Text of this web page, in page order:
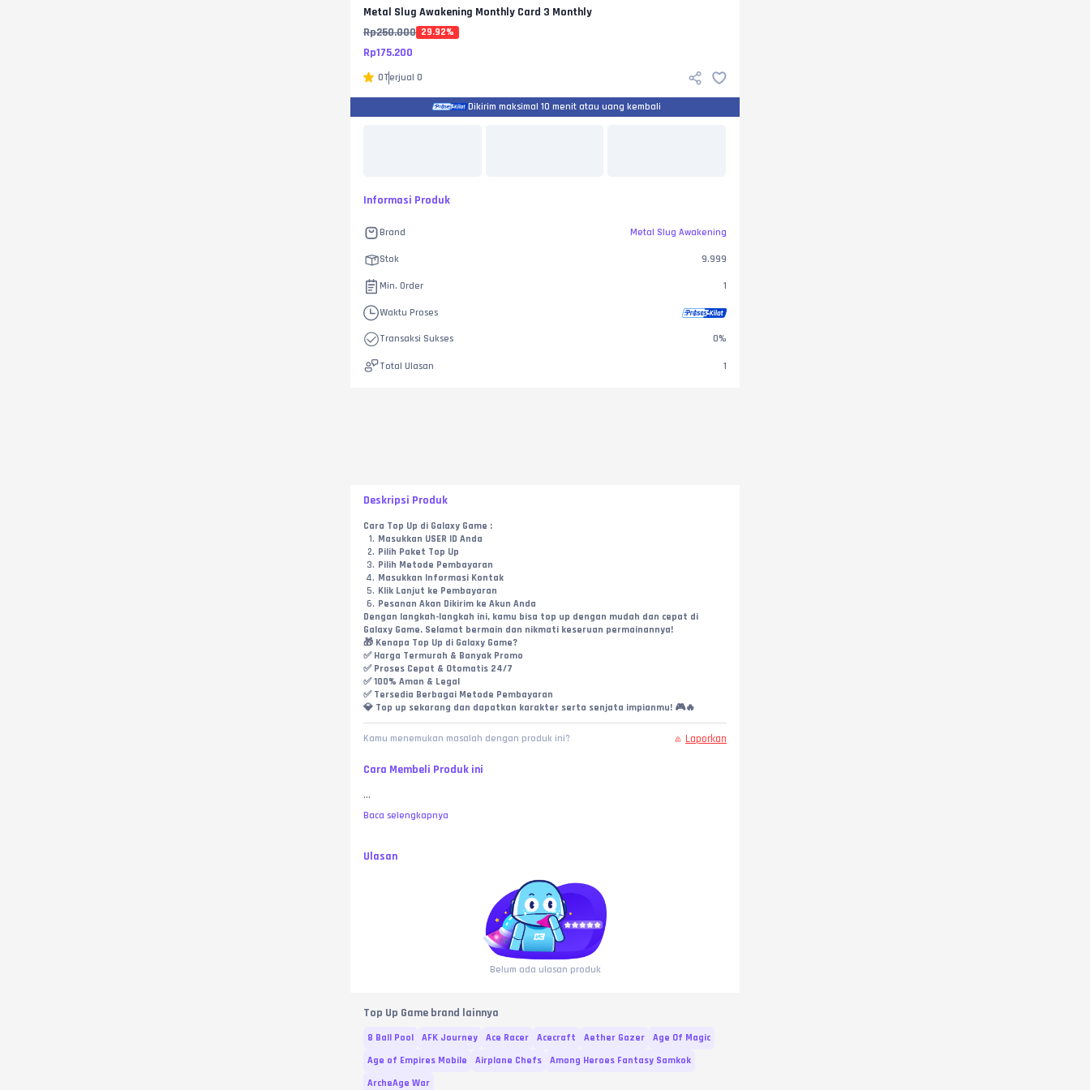
Metal Slug Awakening Monthly Card 3 Monthly
Rp250.000 29.92%
Rp175.200
0Terjual 0
Dikirim maksimal 10 menit atau uang kembali
Informasi Produk
Brand Metal Slug Awakening
Stok 9.999
Min. Order 1
Waktu Proses
Transaksi Sukses 0%
Total Ulasan 1
Deskripsi Produk
Cara Top Up di Galaxy Game :
Masukkan USER ID Anda
Pilih Paket Top Up
Pilih Metode Pembayaran
Masukkan Informasi Kontak
Klik Lanjut ke Pembayaran
Pesanan Akan Dikirim ke Akun Anda
Dengan langkah-langkah ini, kamu bisa top up dengan mudah dan cepat di
Galaxy Game. Selamat bermain dan nikmati keseruan permainannya!
🎁 Kenapa Top Up di Galaxy Game?
✅ Harga Termurah & Banyak Promo
✅ Proses Cepat & Otomatis 24/7
✅ 100% Aman & Legal
✅ Tersedia Berbagai Metode Pembayaran
💎 Top up sekarang dan dapatkan karakter serta senjata impianmu! 🎮🔥
Kamu menemukan masalah dengan produk ini? Laporkan
Cara Membeli Produk ini
...
Baca selengkapnya
Ulasan
Belum ada ulasan produk
Top Up Game brand lainnya
8 Ball Pool AFK Journey Ace Racer Acecraft Aether Gazer
Age Of Magic
Age of Empires Mobile
Airplane Chefs
Among Heroes Fantasy Samkok
ArcheAge War